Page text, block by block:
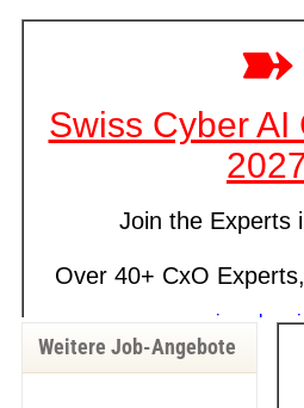
Weitere Job-Angebote